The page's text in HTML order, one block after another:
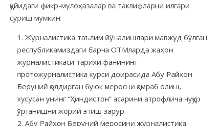
қуйидаги фикр-мулоҳазалар ва таклифларни илгари
суриш мумкин:
Журналистика таълим йўналишлари мавжуд бўлган
республикамиздаги барча ОТМларда жаҳон
журналистикаси тарихи фанининг
протожурналистика курси доирасида Абу Райҳон
Беруний қолдирган буюк меросни қамраб олиш,
хусусан унинг “Ҳиндистон” асарини атрофлича чуқур
ўрганишни жорий этиш зарур.
Абу Райҳон Беруний меросини журналистика